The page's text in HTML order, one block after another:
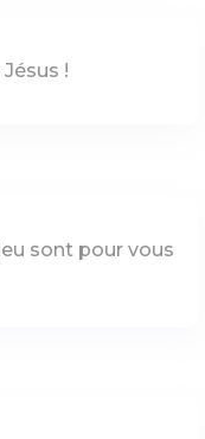
!
sont pour vous